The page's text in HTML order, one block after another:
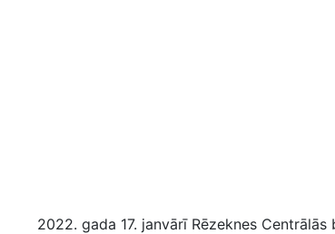
2022. gada 17. janvārī Rēzeknes Centrālās